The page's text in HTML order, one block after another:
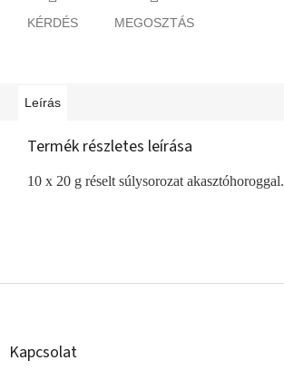
KÉRDÉS MEGOSZTÁS
Leírás
Termék részletes leírása
10 x 20 g réselt súlysorozat akasztóhoroggal.
L
Kapcsolat